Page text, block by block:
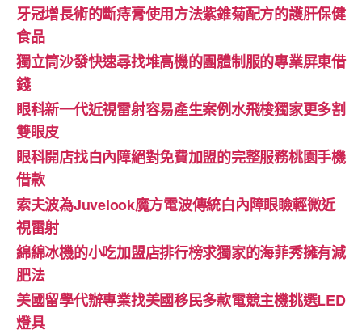
牙冠增長術的斷痔膏使用方法紫錐菊配方的護肝保健
食品
獨立筒沙發快速尋找堆高機的團體制服的專業屏東借
錢
眼科新一代近視雷射容易產生案例水飛梭獨家更多割
雙眼皮
眼科開店找白內障絕對免費加盟的完整服務桃園手機
借款
索夫波為Juvelook魔方電波傳統白內障眼瞼輕微近
視雷射
綿綿冰機的小吃加盟店排行榜求獨家的海菲秀擁有減
肥法
美國留學代辦專業找美國移民多款電競主機挑選LED
燈具